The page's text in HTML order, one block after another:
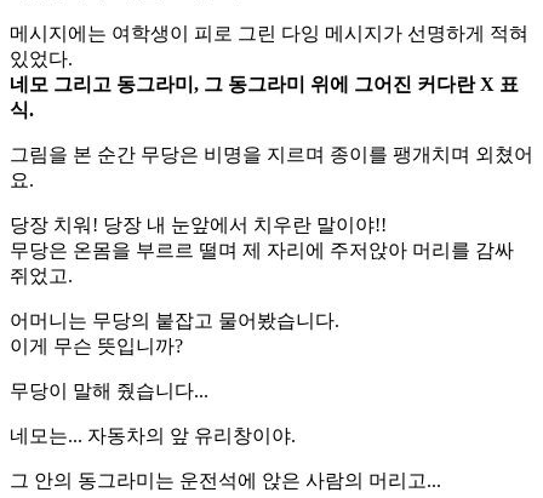
메시지에는 여학생이 피로 그린 다잉 메시지가 선명하게 적혀
있었다.
네모 그리고 동그라미, 그 동그라미 위에 그어진 커다란 X 표
식.
그림을 본 순간 무당은 비명을 지르며 종이를 팽개치며 외쳤어
요.
당장 치워! 당장 내 눈앞에서 치우란 말이야!!
무당은 온몸을 부르르 떨며 제 자리에 주저앉아 머리를 감싸
쥐었고.
어머니는 무당의 붙잡고 물어봤습니다.
이게 무슨 뜻입니까?
무당이 말해 줬습니다...
네모는... 자동차의 앞 유리창이야.
그 안의 동그라미는 운전석에 앉은 사람의 머리고...